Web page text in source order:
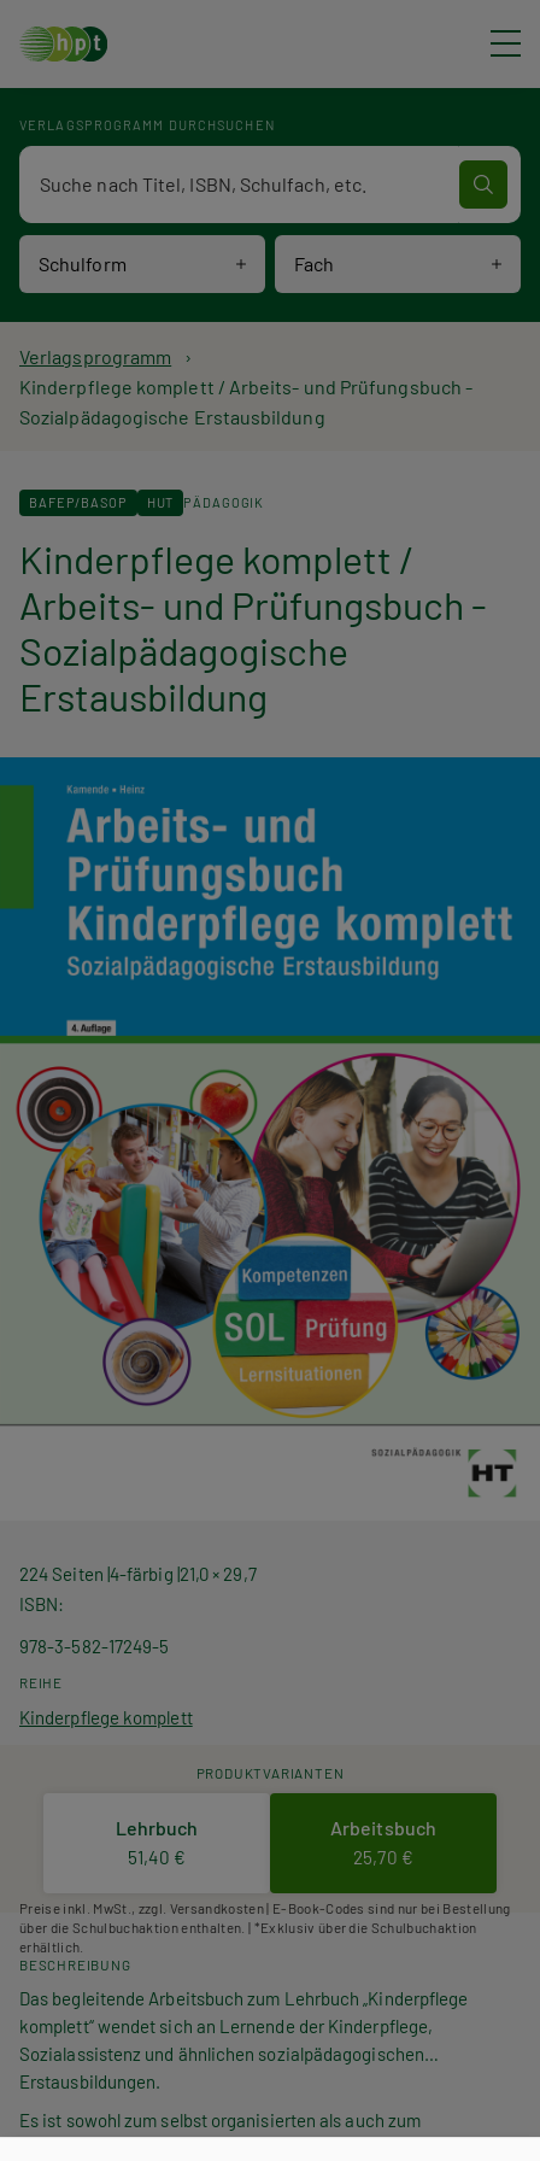
VERLAGSPROGRAMM DURCHSUCHEN
Schulform Fach
Verlagsprogramm Volltextsuche
P
f
d
n
a
v
i
g
a
i
Verlagsprogramm
Kinderpflege komplett / Arbeits- und Prüfungsbuch -
Sozialpädagogische Erstausbildung
BAFEP/BASOP HUT PÄDAGOGIK
Kinderpflege komplett /
Arbeits- und Prüfungsbuch -
Sozialpädagogische
Erstausbildung
224 Seiten 4-färbig 21,0 × 29,7
ISBN
978-3-582-17249-5
REIHE
Kinderpflege komplett
PRODUKTVARIANTEN
Lehrbuch
51,40 €
Arbeitsbuch
25,70 €
Preise inkl. MwSt., zzgl. Versandkosten | E-Book-Codes sind nur bei Bestellung
über die Schulbuchaktion enthalten. | *Exklusiv über die Schulbuchaktion
erhältlich.
BESCHREIBUNG
Das begleitende Arbeitsbuch zum Lehrbuch „Kinderpflege
komplett“ wendet sich an Lernende der Kinderpflege,
Sozialassistenz und ähnlichen sozialpädagogischen
Erstausbildungen.
Es ist sowohl zum selbst organisierten als auch zum